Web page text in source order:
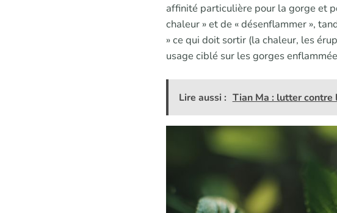
affinité particulière pour la gorge et
chaleur » et de « désenflammer »,
» ce qui doit sortir (la chaleur, les
usage ciblé sur les gorges
Lire aussi : Tian Ma : lutter contre